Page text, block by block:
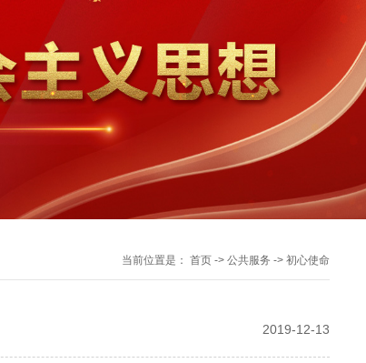
当前位置是： 首页-> 公共服务 -> 初心使命
2019-12-13